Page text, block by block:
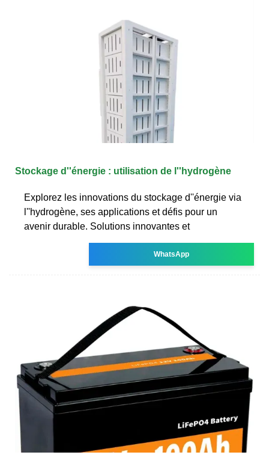
Stockage d''énergie : utilisation de l''hydrogène
Explorez les innovations du stockage d''énergie via
l''hydrogène, ses applications et défis pour un
avenir durable. Solutions innovantes et
WhatsApp